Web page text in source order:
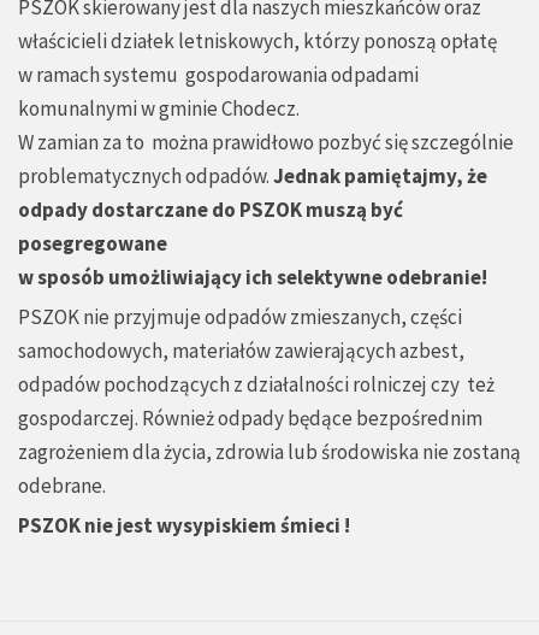
PSZOK skierowany jest dla naszych mieszkańców oraz
właścicieli działek letniskowych, którzy ponoszą opłatę
w ramach systemu gospodarowania odpadami
komunalnymi w gminie Chodecz.
W zamian za to można prawidłowo pozbyć się szczególnie
problematycznych odpadów.Jednak pamiętajmy, że
odpady dostarczane do PSZOK muszą być
posegregowane
w sposób umożliwiający ich selektywne odebranie!
PSZOK nie przyjmuje odpadów zmieszanych, części
samochodowych, materiałów zawierających azbest,
odpadów pochodzących z działalności rolniczej czy też
gospodarczej. Również odpady będące bezpośrednim
zagrożeniem dla życia, zdrowia lub środowiska nie zostaną
odebrane.
PSZOK nie jest wysypiskiem śmieci !